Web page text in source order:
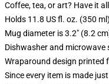
Coffee, tea, or art? Have it
Holds 11.8 US fl. oz. (350 ml)
Mug diameter is 3.2" (8.2
Dishwasher and microwave
Wraparound design printed
Since every item is made